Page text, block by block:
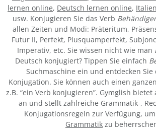
lernen online, Deutsch lernen online,
usw. Konjugieren Sie das Verb
allen Zeiten und Modi: Präteritum,
Futur II, Perfekt, Plusquamperfekt,
Imperativ, etc. Sie wissen nicht wie man
Deutsch konjugiert? Tippen Sie einfach
Suchmaschine ein und entdecken Sie
Konjugation. Sie können auch einen
z.B. “ein Verb konjugieren”. Gymglish
an und stellt zahlreiche Grammatik-,
Konjugationsregeln zur Verfügung,
Grammatik zu